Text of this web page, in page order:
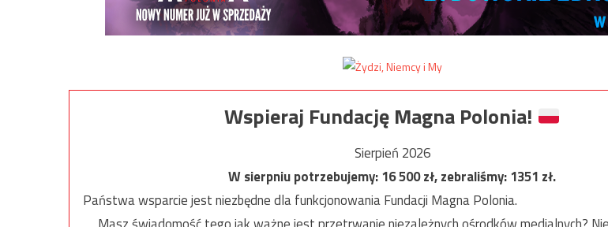
Wspieraj Fundację Magna Polonia!
Sierpień 2026
W sierpniu potrzebujemy:16 500zł, zebraliśmy:1351 zł.
Państwa wsparcie jest niezbędne dla funkcjonowania Fundacji Magna Polonia.